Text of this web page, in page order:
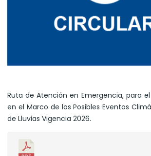
Ruta de Atención en Emergencia, para
en el Marco de los Posibles Eventos
de Lluvias Vigencia 2026.